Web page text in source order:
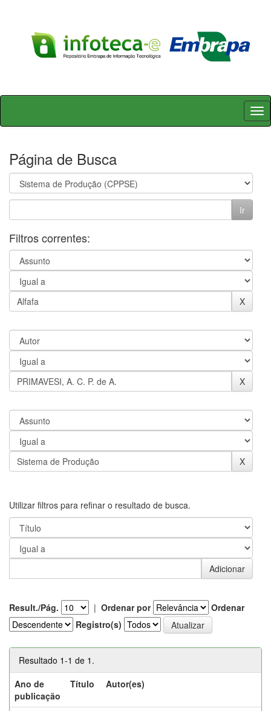
Skip
Página de Busca
Filtros correntes:
Utilizar filtros para refinar o resultado de busca.
Result./Pág. | Ordenar por
Ordenar
Registro(s)
Resultado 1-1 de 1.
Ano de
publicação
Título Autor(es)